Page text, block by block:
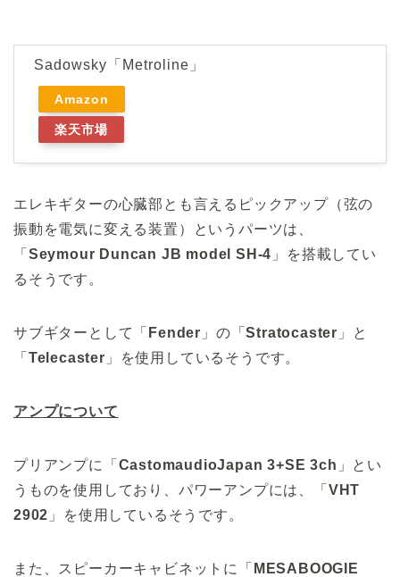
Sadowsky「Metroline」
Amazon
楽天市場
エレキギターの心臓部とも言えるピックアップ（弦の
振動を電気に変える装置）というパーツは、
「 Seymour Duncan JB model SH-4 」を搭載してい
るそうです。
サブギターとして「 Fender 」の「Stratocaster 」と
「 Telecaster 」を使用しているそうです。
アンプについて
プリアンプに「 CastomaudioJapan 3+SE 3ch 」とい
うものを使用しており、パワーアンプには、「 VHT
2902 」を使用しているそうです。
また、スピーカーキャビネットに「 MESABOOGIE